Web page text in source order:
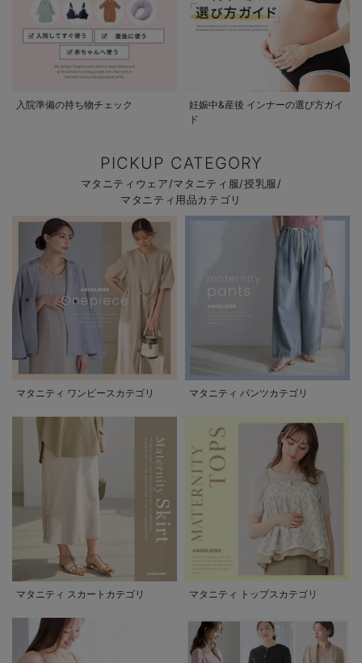
入院準備の持ち物チェック
妊娠中&産後 インナーの選び方ガイ
ド
PICKUP CATEGORY
マタニティウェア/マタニティ服/授乳服/
マタニティ用品カテゴリ
マタニティ ワンピースカテゴリ マタニティ パンツカテゴリ
マタニティ スカートカテゴリ マタニティ トップスカテゴリ